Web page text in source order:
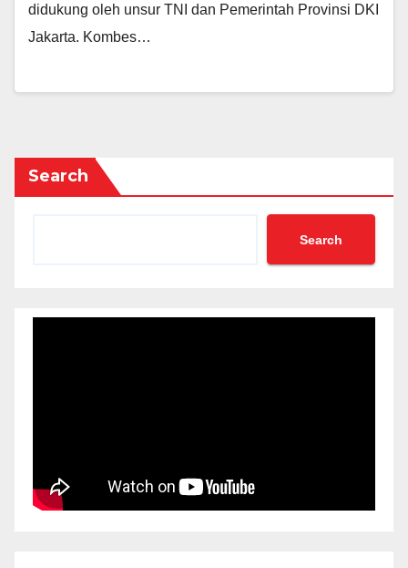
didukung oleh unsur TNI dan Pemerintah Provinsi DKI
Jakarta. Kombes…
Search
Search